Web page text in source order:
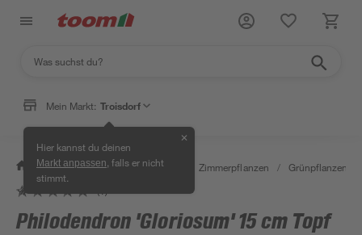
Mein Markt: Troisdorf
Hier kannst du deinen
Markt anpassen , falls er nicht
stimmt.
✕
/ Garten & Freizeit / Pflanzen Zimmerpflanzen / Grünpflanzen
Philodendron 'Gloriosum' 15 cm Topf